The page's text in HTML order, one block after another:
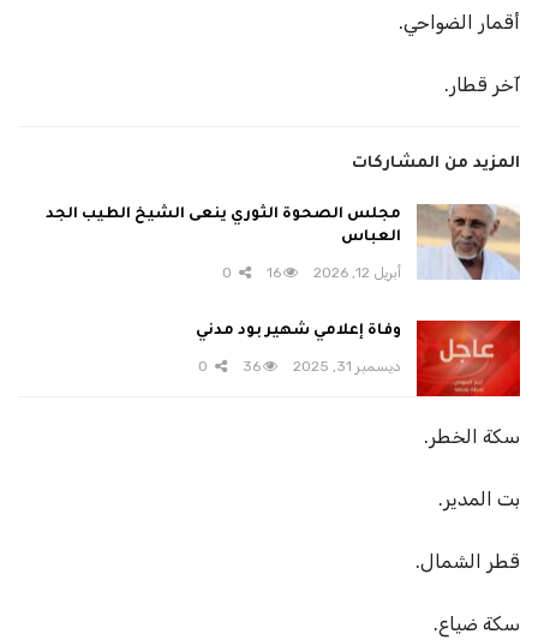
أقمار الضواحي.
آخر قطار.
المزيد من المشاركات
مجلس الصحوة الثوري ينعى الشيخ الطيب الجد
العباس
أبريل 12, 2026 16
وفاة إعلامي شهير بود مدني
ديسمبر 31, 2025 36
سكة الخطر.
بت المدير.
قطر الشمال.
سكة ضياع.